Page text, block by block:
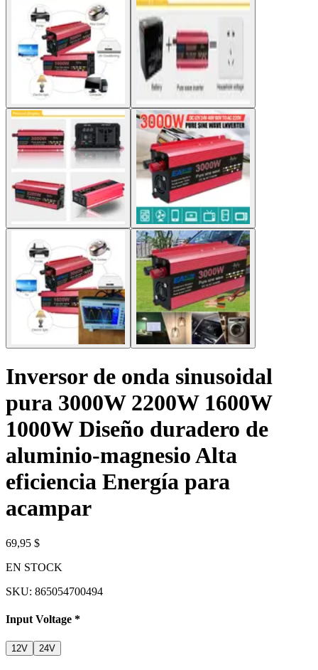
Inversor de onda sinusoidal
pura 3000W 2200W 1600W
1000W Diseño duradero de
aluminio-magnesio Alta
eficiencia Energía para
acampar
69,95 $
EN STOCK
SKU: 865054700494
Input Voltage *
12V 24V